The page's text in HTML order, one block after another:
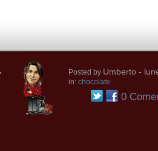
Posted by Umberto -
in: chocolate
0